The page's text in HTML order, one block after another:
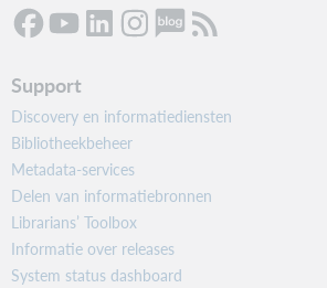
Support
Discovery en informatiediensten
Bibliotheekbeheer
Metadata-services
Delen van informatiebronnen
Librarians’ Toolbox
Informatie over releases
System status dashboard